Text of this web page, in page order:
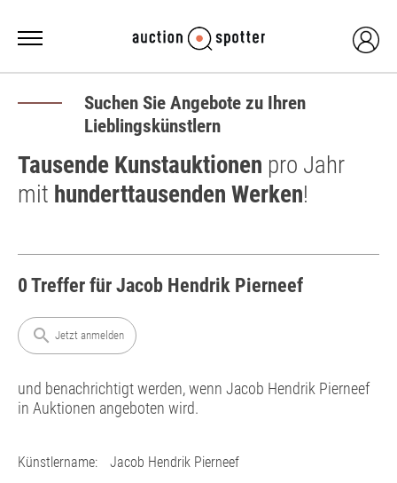
Suchen Sie Angebote zu Ihren
Lieblingskünstlern
Tausende Kunstauktionen pro Jahr
mit hunderttausenden Werken!
0 Treffer für Jacob Hendrik Pierneef
search Jetzt anmelden
und benachrichtigt werden, wenn Jacob Hendrik Pierneef
in Auktionen angeboten wird.
Künstlername: Jacob Hendrik Pierneef